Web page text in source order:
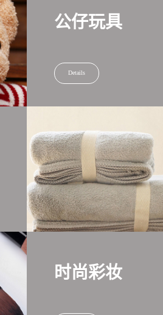
公仔玩具
Details
时尚彩妆